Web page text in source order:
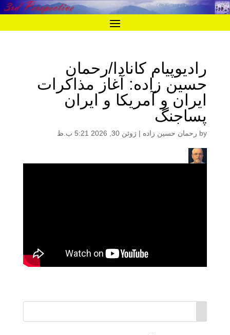
رادیوپیام کانادا/رحمان
حسین زاده: آغاز مذاکرات
ایران و آمریکا و ایران
پساجنگ
by رحمان حسین زاده | ژوئن 30, 2026 5:21 ب.ظ